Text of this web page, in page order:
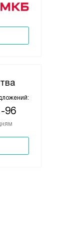
96